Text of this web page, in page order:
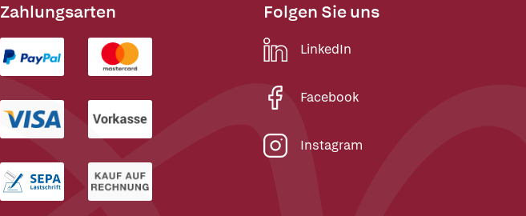
Zahlungsarten Folgen Sie uns
LinkedIn
Facebook
Instagram